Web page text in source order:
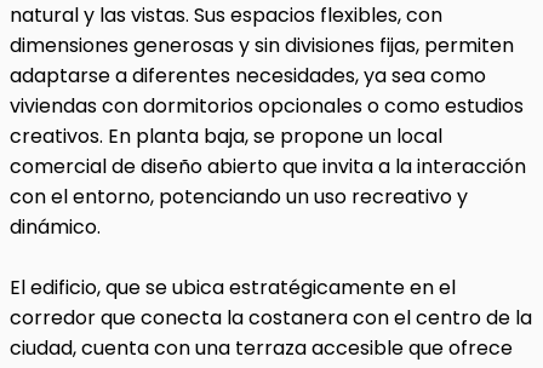
natural y las vistas. Sus espacios flexibles, con
dimensiones generosas y sin divisiones fijas, permiten
adaptarse a diferentes necesidades, ya sea como
viviendas con dormitorios opcionales o como estudios
creativos. En planta baja, se propone un local
comercial de diseño abierto que invita a la interacción
con el entorno, potenciando un uso recreativo y
dinámico.
El edificio, que se ubica estratégicamente en el
corredor que conecta la costanera con el centro de la
ciudad, cuenta con una terraza accesible que ofrece